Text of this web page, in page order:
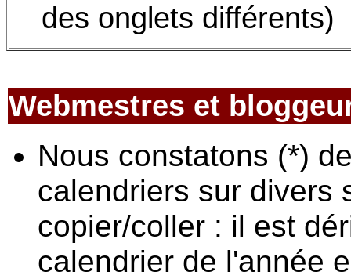
des onglets différents)
Webmestres et
Nous constatons (*)
calendriers sur divers
copier/coller : il est
calendrier de l'année